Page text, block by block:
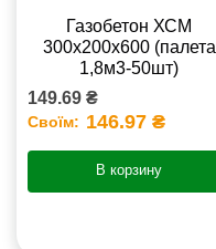
Газобетон ХСМ
300x200x600 (палета
1,8м3-50шт)
149.69 ₴
Своїм: 146.97 ₴
В корзину